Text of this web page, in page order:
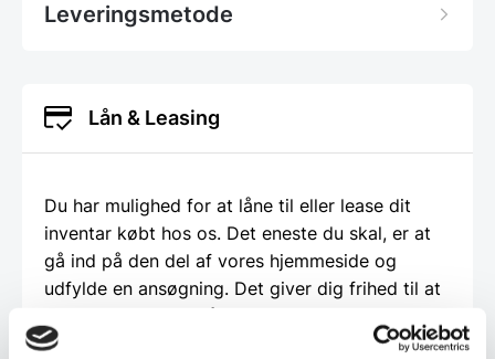
Leveringsmetode
Lån & Leasing
Du har mulighed for at låne til eller lease dit
inventar købt hos os. Det eneste du skal, er at
gå ind på den del af vores hjemmeside og
udfylde en ansøgning. Det giver dig frihed til at
for inventar. Det giver dig også mulighed for